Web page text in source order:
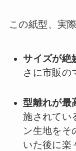
この紙型、実
サイズが絶
さに市販の
型離れが最
施されてい
ン生地をそ
いた後に楽